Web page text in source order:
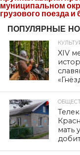
муниципальном
грузового поезда
ПОПУЛЯРНЫЕ
XIV
мать